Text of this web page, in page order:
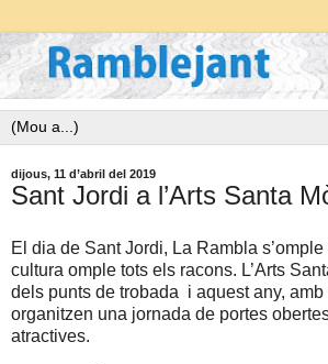
dijous, 11 d’abril del 2019
Sant Jordi a l’Arts Santa
El dia de Sant Jordi, La Rambla
cultura omple tots els racons. L’Arts
dels punts de trobada i aquest any,
organitzen una jornada de portes
atractives.